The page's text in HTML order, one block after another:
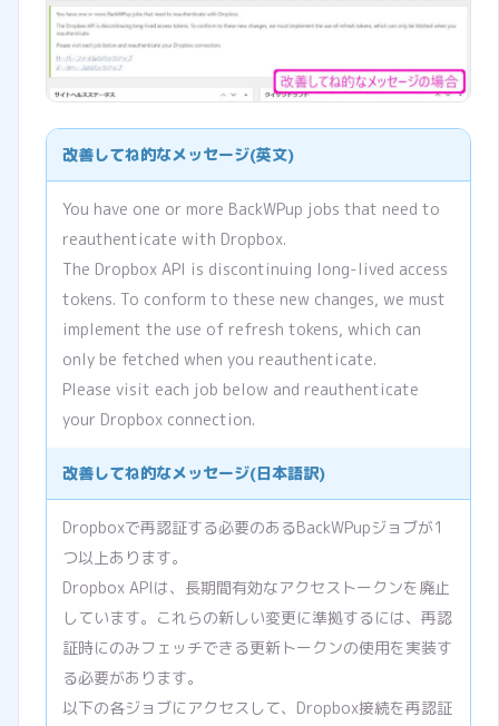
改善してね的なメッセージ(英文)
You have one or more BackWPup jobs that need to
reauthenticate with Dropbox.
The Dropbox API is discontinuing long-lived access
tokens. To conform to these new changes, we must
implement the use of refresh tokens, which can
only be fetched when you reauthenticate.
Please visit each job below and reauthenticate
your Dropbox connection.
改善してね的なメッセージ(日本語訳)
Dropboxで再認証する必要のあるBackWPupジョブが1
つ以上あります。
Dropbox APIは、長期間有効なアクセストークンを廃止
しています。これらの新しい変更に準拠するには、再認
証時にのみフェッチできる更新トークンの使用を実装す
る必要があります。
以下の各ジョブにアクセスして、Dropbox接続を再認証